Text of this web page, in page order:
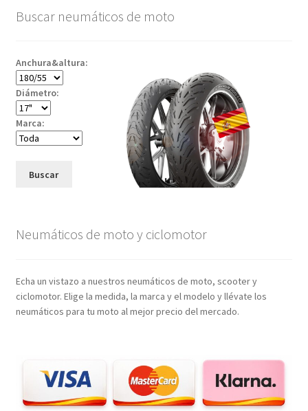
Buscar neumáticos de moto
Anchura&altura:
Diámetro:
Marca:
Buscar
Neumáticos de moto y ciclomotor
Echa un vistazo a nuestros neumáticos de moto, scooter y
ciclomotor. Elige la medida, la marca y el modelo y llévate los
neumáticos para tu moto al mejor precio del mercado.